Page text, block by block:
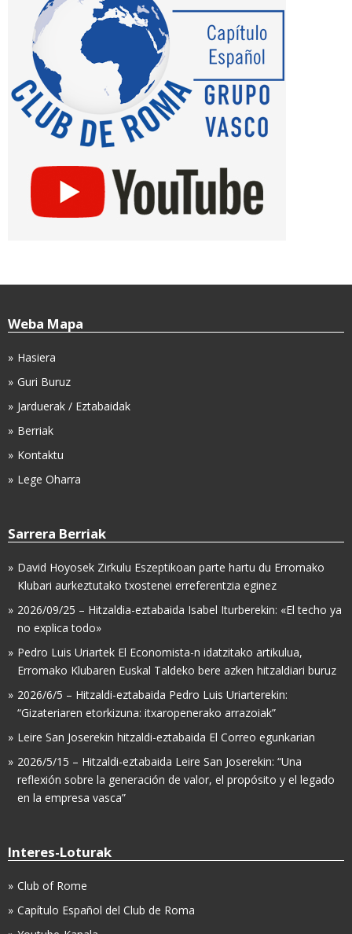
Weba Mapa
Hasiera
Guri Buruz
Jarduerak / Eztabaidak
Berriak
Kontaktu
Lege Oharra
Sarrera Berriak
David Hoyosek Zirkulu Eszeptikoan parte hartu du Erromako
Klubari aurkeztutako txostenei erreferentzia eginez
2026/09/25 – Hitzaldia-eztabaida Isabel Iturberekin: «El techo ya
no explica todo»
Pedro Luis Uriartek El Economista-n idatzitako artikulua,
Erromako Klubaren Euskal Taldeko bere azken hitzaldiari buruz
2026/6/5 – Hitzaldi-eztabaida Pedro Luis Uriarterekin:
“Gizateriaren etorkizuna: itxaropenerako arrazoiak”
Leire San Joserekin hitzaldi-eztabaida El Correo egunkarian
2026/5/15 – Hitzaldi-eztabaida Leire San Joserekin: “Una
reflexión sobre la generación de valor, el propósito y el legado
en la empresa vasca”
Interes-Loturak
Club of Rome
Capítulo Español del Club de Roma